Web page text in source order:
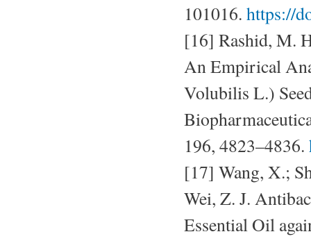
101016. https://
[16] Rashid, M.
An Empirical
Volubilis L.)
196, 4823–4836.
[17] Wang, X.;
Wei, Z. J.
Essential Oil